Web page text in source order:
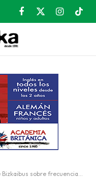
Facebook
X
Instagram
con San Miguel y la estación de Sarratu